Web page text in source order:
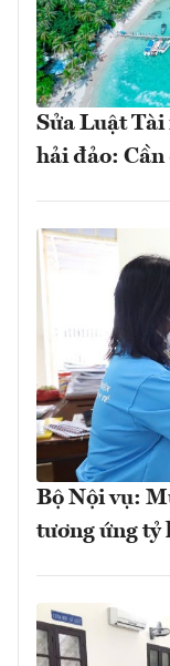
Sửa Luật
hải đảo:
Bộ Nội vụ:
tương ứng tỷ